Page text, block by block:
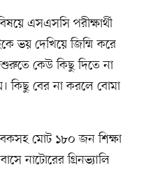
এসএসসি পরীক্ষার্থী
ভয় দেখিয়ে জিম্মি করে
কেউ কিছু দিতে না
কিছু বের না করলে বোমা
মোট ১৮০ জন শিক্ষা
নাটোরের গ্রিনভ্যালি